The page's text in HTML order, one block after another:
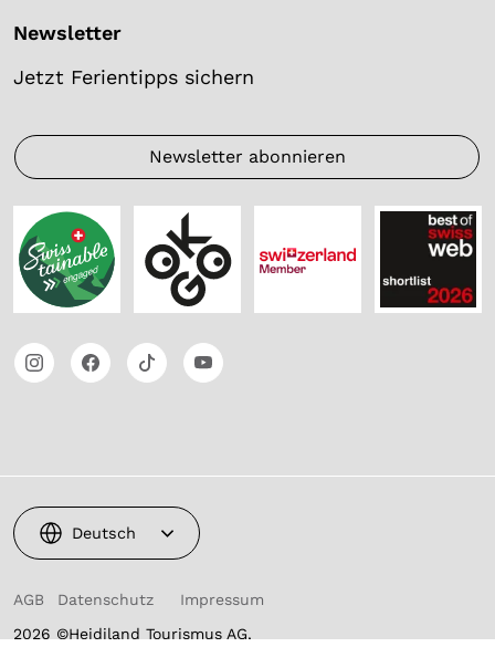
Newsletter
Jetzt Ferientipps sichern
Newsletter abonnieren
AGB Datenschutz
Impressum
2026 ©Heidiland Tourismus AG,
Deutsch